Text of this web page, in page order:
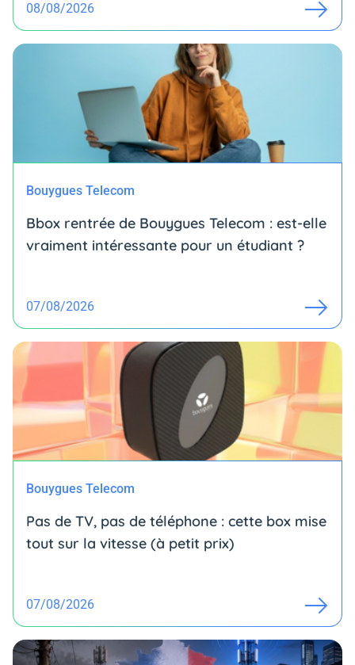
08/08/2026
Bouygues Telecom
Bbox rentrée de Bouygues Telecom : est-elle
vraiment intéressante pour un étudiant ?
07/08/2026
Bouygues Telecom
Pas de TV, pas de téléphone : cette box mise
tout sur la vitesse (à petit prix)
07/08/2026